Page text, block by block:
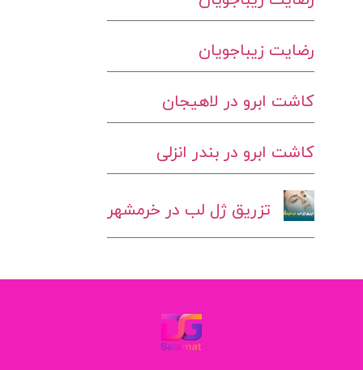
رضایت زیباجویان
کاشت ابرو در لاهیجان
کاشت ابرو در بندر انزلی
تزریق ژل لب در خرمشهر